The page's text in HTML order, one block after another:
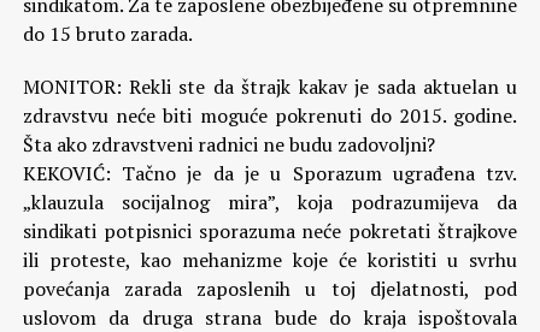
do 15 bruto zarada.
MONITOR: Rekli ste da štrajk kakav je sada aktuelan u
zdravstvu neće biti moguće pokrenuti do 2015. godine.
Šta ako zdravstveni radnici ne budu zadovoljni?
KEKOVIĆ: Tačno je da je u Sporazum ugrađena tzv.
„klauzula socijalnog mira”, koja podrazumijeva da
sindikati potpisnici sporazuma neće pokretati štrajkove
ili proteste, kao mehanizme koje će koristiti u svrhu
povećanja zarada zaposlenih u toj djelatnosti, pod
uslovom da druga strana bude do kraja ispoštovala